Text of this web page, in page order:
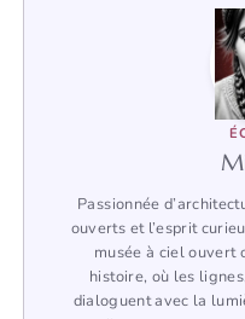
Passionnée
ouverts et l’esprit
musée à ciel ouvert
histoire, où les
dialoguent avec la